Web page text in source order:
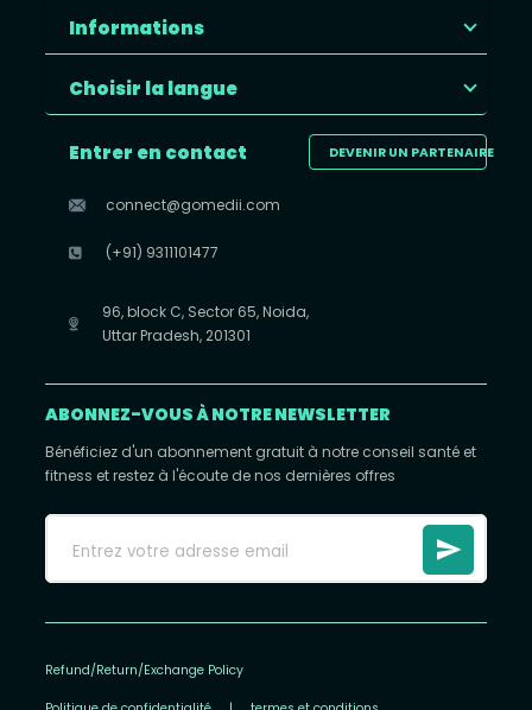
Informations
Choisir la langue
DEVENIR UN PARTENAIRE
Entrer en contact
connect@gomedii.com
(+91) 9311101477
96, block C, Sector 65, Noida,
Uttar Pradesh, 201301
ABONNEZ-VOUS À NOTRE NEWSLETTER
Bénéficiez d'un abonnement gratuit à notre conseil santé et
fitness et restez à l'écoute de nos dernières offres
Refund/Return/Exchange Policy